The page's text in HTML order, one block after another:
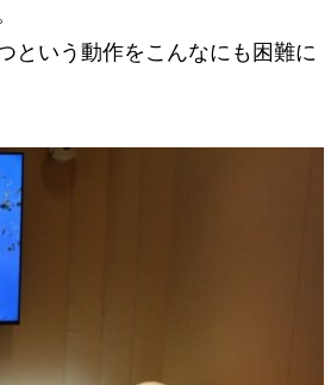
という動作をこんなにも困難に